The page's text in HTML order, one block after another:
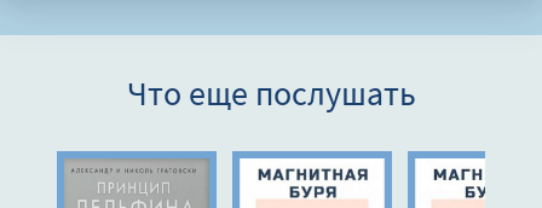
Что еще послушать